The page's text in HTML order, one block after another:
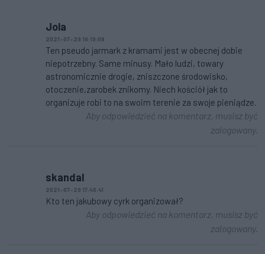
Jola
2021-07-29 18:19:08
Ten pseudo jarmark z kramami jest w obecnej dobie
niepotrzebny. Same minusy. Mało ludzi, towary
astronomicznie drogie, zniszczone środowisko,
otoczenie,zarobek znikomy. Niech kościół jak to
organizuje robi to na swoim terenie za swoje pieniądze.
Aby odpowiedzieć na komentarz, musisz być
zalogowany.
skandal
2021-07-29 17:46:41
Kto ten jakubowy cyrk organizował?
Aby odpowiedzieć na komentarz, musisz być
zalogowany.